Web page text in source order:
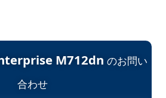
M712dn のお問い
合わせ